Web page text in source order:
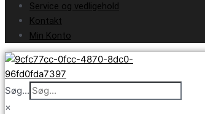
Service og vedligehold
Kontakt
Min Konto
Søg...
×